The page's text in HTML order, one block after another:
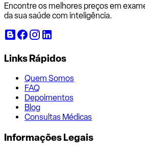
Encontre os melhores preços em
da sua saúde com inteligência.
Links Rápidos
Quem Somos
FAQ
Depoimentos
Blog
Consultas Médicas
Informações Legais